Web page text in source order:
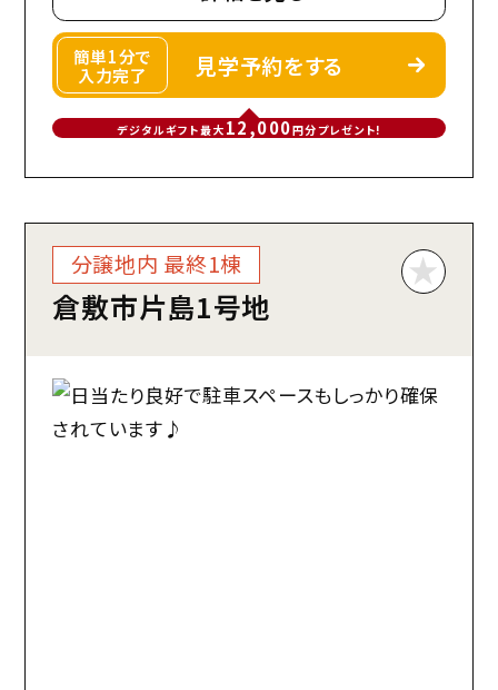
簡単1分で
入力完了
見学予約をする
デジタルギフト最大 12,000円分プレゼント!
分譲地内 最終1棟
倉敷市片島1号地